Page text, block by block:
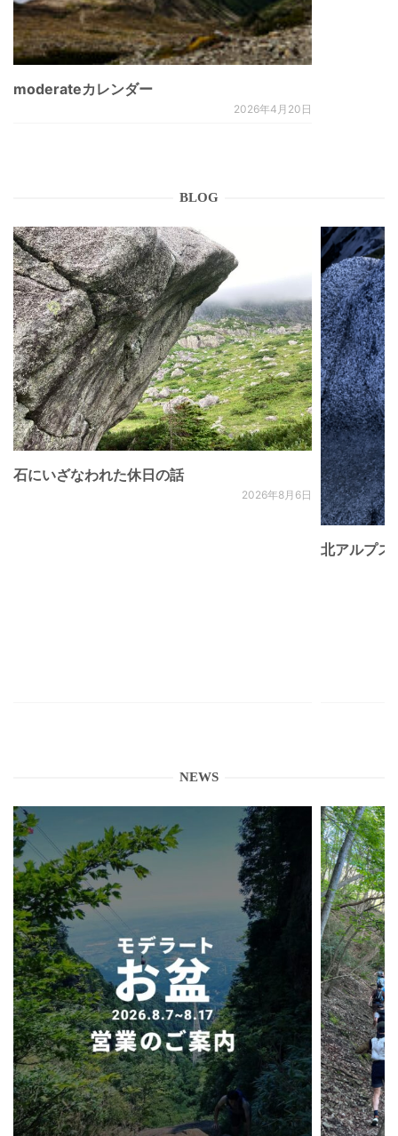
moderateカレンダー
2026年4月20日
BLOG
石にいざなわれた休日の話
2026年8月6日
北アルプ
NEWS